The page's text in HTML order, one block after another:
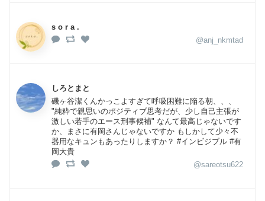
s o r a .
@anj_nkmtad
しろとまと
磯ヶ谷潔くんかっこよすぎて呼吸困難に陥る朝、、、
"純粋で親思いのポジティブ思考だが、少し自己主張が
激しい若手のエース刑事候補" なんて最高じゃないです
か、まさに有岡さんじゃないですか もしかして少々不
器用なキュンもあったりしますか？ #インビジブル #有
岡大貴
@sareotsu622